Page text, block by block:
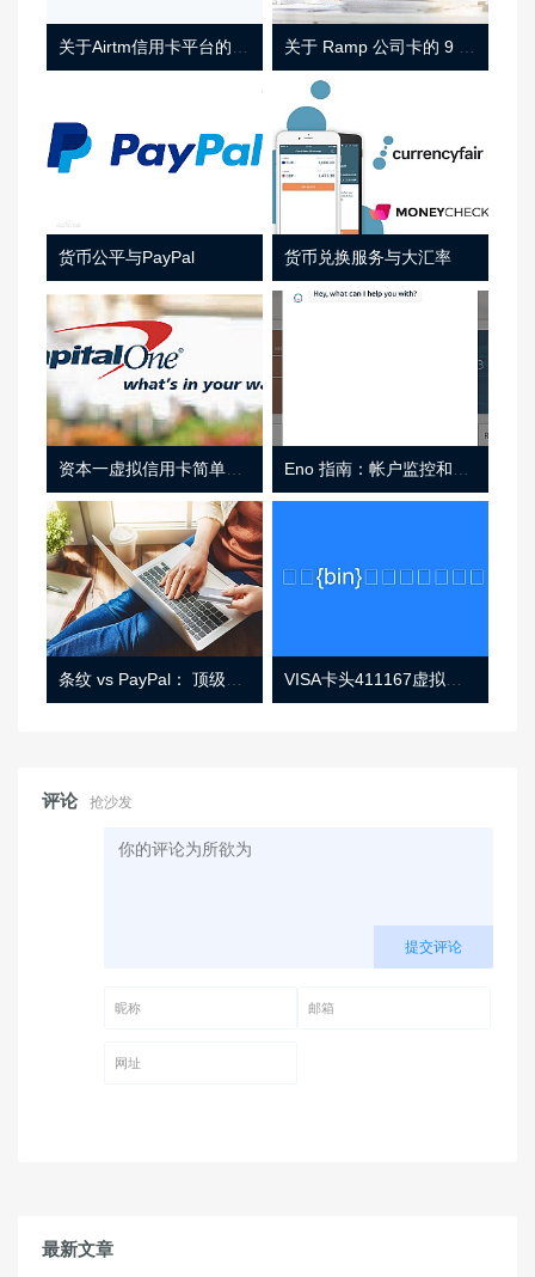
货币公平与PayPal 货币兑换服务与大汇率
资本一虚拟信用卡简单介绍
条纹 vs PayPal： 顶级功能， 定价 （和更多！ VISA卡头411167虚拟卡基础信息
评论 抢沙发
提交评论
最新文章